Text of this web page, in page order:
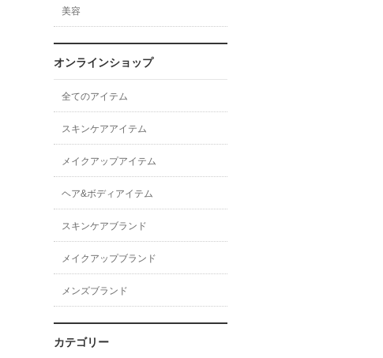
美容
オンラインショップ
全てのアイテム
スキンケアアイテム
メイクアップアイテム
ヘア&ボディアイテム
スキンケアブランド
メイクアップブランド
メンズブランド
カテゴリー